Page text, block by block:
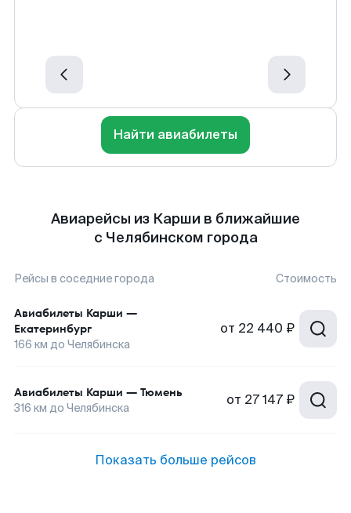
Найти авиабилеты
Авиарейсы из Карши в ближайшие
с Челябинском города
Рейсы в соседние города Стоимость
Авиабилеты Карши —
Екатеринбург
166 км до Челябинска
от 22 440 ₽
Авиабилеты Карши — Тюмень
316 км до Челябинска от 27 147 ₽
Показать больше рейсов